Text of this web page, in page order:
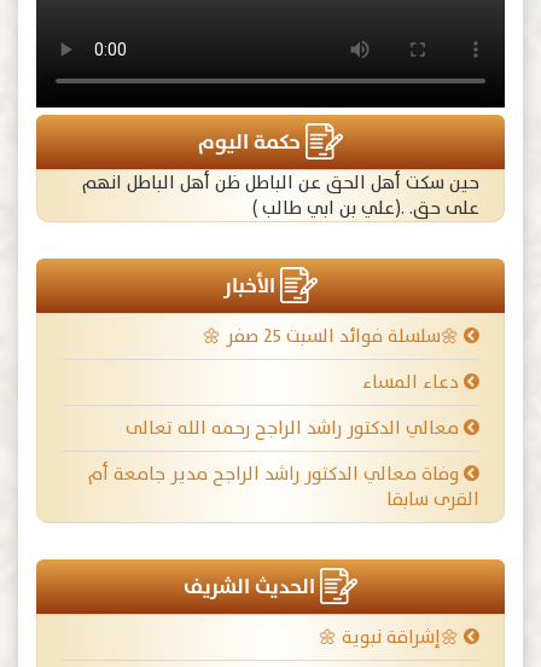
حكمة اليوم
حين سكت أهل الحق عن الباطل ظن أهل الباطل انهم
على حق. .(علي بن ابي طالب )
الأخبار
🌼سلسلة فوائد السبت ٢٥ صفر 🌼
دعاء المساء
معالي الدكتور راشد الراجح رحمه الله تعالى
وفاة معالي الدكتور راشد الراجح مدير جامعة أم
القرى سابقا
الحديث الشريف
🌼إشراقة نبوية 🌼